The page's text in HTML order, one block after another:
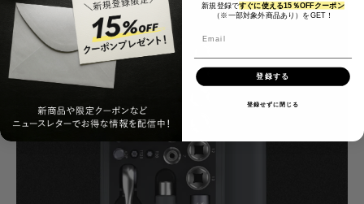
新規登録ですぐに使える15％OFFクーポン
（※一部対象外商品あり）をGET！
登録する
登録せずに閉じる